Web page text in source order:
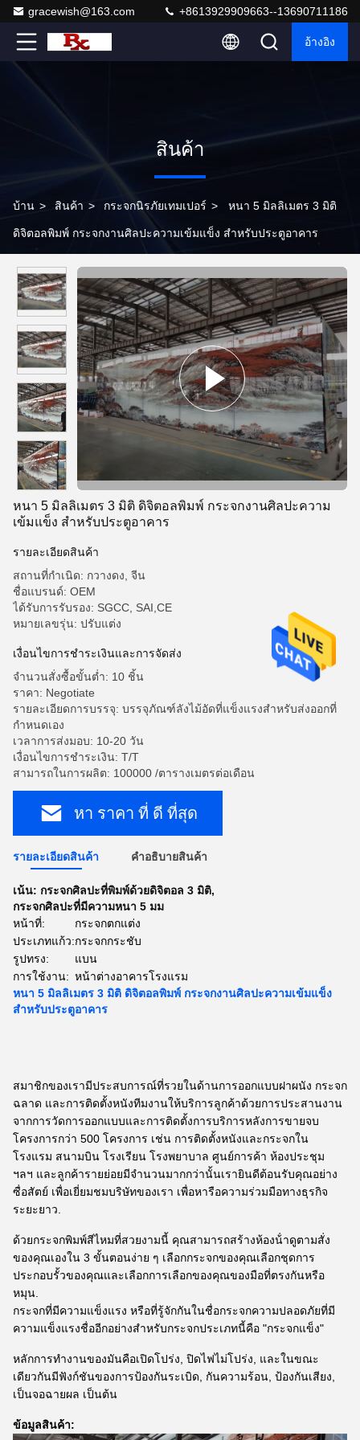
gracewish@163.com +8613929909663--13690711186
อ้างอิง
สินค้า
บ้าน > สินค้า > กระจกนิรภัยเทมเปอร์ > หนา 5 มิลลิเมตร 3 มิติ
ดิจิตอลพิมพ์ กระจกงานศิลปะความเข้มแข็ง สําหรับประตูอาคาร
หนา 5 มิลลิเมตร 3 มิติ ดิจิตอลพิมพ์ กระจกงานศิลปะความ
เข้มแข็ง สําหรับประตูอาคาร
รายละเอียดสินค้า
สถานที่กำเนิด: กวางดง, จีน
ชื่อแบรนด์: OEM
ได้รับการรับรอง: SGCC, SAI,CE
หมายเลขรุ่น: ปรับแต่ง
เงื่อนไขการชําระเงินและการจัดส่ง
จำนวนสั่งซื้อขั้นต่ำ: 10 ชิ้น
ราคา: Negotiate
รายละเอียดการบรรจุ: บรรจุภัณฑ์ลังไม้อัดที่แข็งแรงสำหรับส่งออกที่
กำหนดเอง
เวลาการส่งมอบ: 10-20 วัน
เงื่อนไขการชำระเงิน: T/T
สามารถในการผลิต: 100000 /ตารางเมตรต่อเดือน
หา ราคา ที่ ดี ที่สุด
รายละเอียดสินค้า คําอธิบายสินค้า
เน้น: กระจกศิลปะที่พิมพ์ด้วยดิจิตอล 3 มิติ,
กระจกศิลปะที่มีความหนา 5 มม
หน้าที่:
กระจกตกแต่ง
ประเภทแก้ว:กระจกกระชับ
รูปทรง:
แบน
การใช้งาน: หน้าต่างอาคารโรงแรม
หนา 5 มิลลิเมตร 3 มิติ ดิจิตอลพิมพ์ กระจกงานศิลปะความเข้มแข็ง
สําหรับประตูอาคาร
สมาชิกของเรามีประสบการณ์ที่รวยในด้านการออกแบบฝาผนัง กระจก
ฉลาด และการติดตั้งหนังทีมงานให้บริการลูกค้าด้วยการประสานงาน
จากการวัดการออกแบบและการติดตั้งการบริการหลังการขายจบ
โครงการกว่า 500 โครงการ เช่น การติดตั้งหนังและกระจกใน
โรงแรม สนามบิน โรงเรียน โรงพยาบาล ศูนย์การค้า ห้องประชุม
ฯลฯ และลูกค้ารายย่อยมีจํานวนมากกว่านั้นเรายินดีต้อนรับคุณอย่าง
ซื่อสัตย์ เพื่อเยี่ยมชมบริษัทของเรา เพื่อหารือความร่วมมือทางธุรกิจ
ระยะยาว.
ด้วยกระจกพิมพ์สีไหมที่สวยงามนี้ คุณสามารถสร้างห้องน้ําดูตามสั่ง
ของคุณเองใน 3 ขั้นตอนง่าย ๆ เลือกกระจกของคุณเลือกชุดการ
ประกอบรั้วของคุณและเลือกการเลือกของคุณของมือที่ตรงกันหรือ
หมุน.
กระจกที่มีความแข็งแรง หรือที่รู้จักกันในชื่อกระจกความปลอดภัยที่มี
ความแข็งแรงชื่ออีกอย่างสําหรับกระจกประเภทนี้คือ "กระจกแข็ง"
หลักการทํางานของมันคือเปิดโปร่ง, ปิดไฟไม่โปร่ง, และในขณะ
เดียวกันมีฟังก์ชันของการป้องกันระเบิด, กันความร้อน, ป้องกันเสียง,
เป็นจอฉายผล เป็นต้น
ข้อมูลสินค้า: